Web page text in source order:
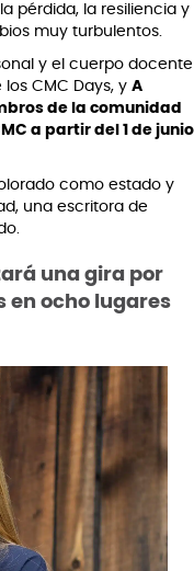
pérdida, la resiliencia y
muy turbulentos.
y el cuerpo docente
CMC Days, y A
de la comunidad
a partir del 1 de junio
como estado y
una escritora de
una gira por
en ocho lugares